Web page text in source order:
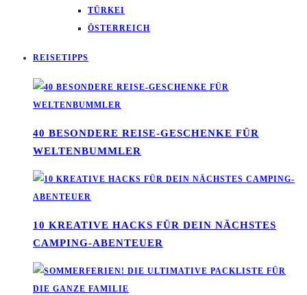
TÜRKEI
ÖSTERREICH
REISETIPPS
40 BESONDERE REISE-GESCHENKE FÜR
WELTENBUMMLER
10 KREATIVE HACKS FÜR DEIN NÄCHSTES
CAMPING-ABENTEUER